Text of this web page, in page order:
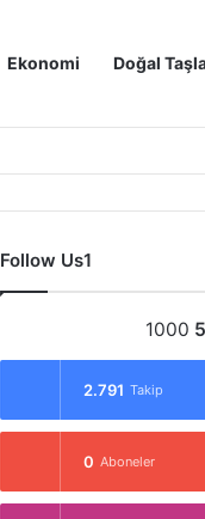
Ekonomi Doğal
Follow Us1
1000
2.791 Takip
0 Aboneler